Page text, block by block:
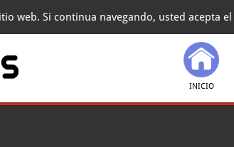
web. Si continua navegando, usted acepta
INICIO